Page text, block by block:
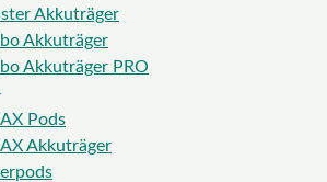
Akkuträger
Akkuträger
Akkuträger PRO
Pods
Akkuträger